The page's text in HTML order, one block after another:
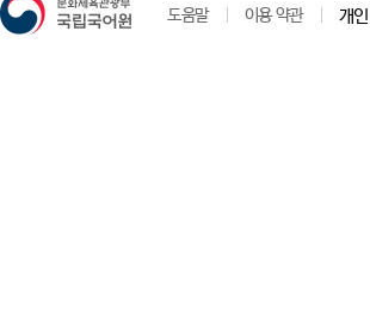
도움말 이용 약관 개